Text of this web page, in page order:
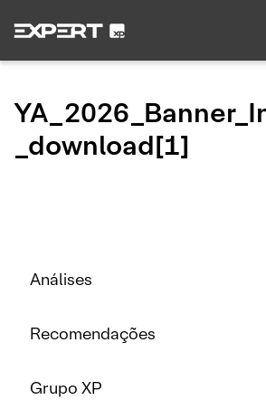
_download[1]
Análises
Recomendações
Grupo XP